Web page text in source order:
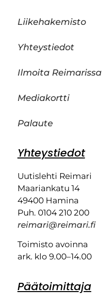
Liikehakemisto
Yhteystiedot
Ilmoita Reimarissa
Mediakortti
Palaute
Yhteystiedot
Uutislehti Reimari
Maariankatu 14
49400 Hamina
Puh. 0104 210 200
reimari@reimari.fi
Toimisto avoinna
ark. klo 9.00–14.00
Päätoimittaja